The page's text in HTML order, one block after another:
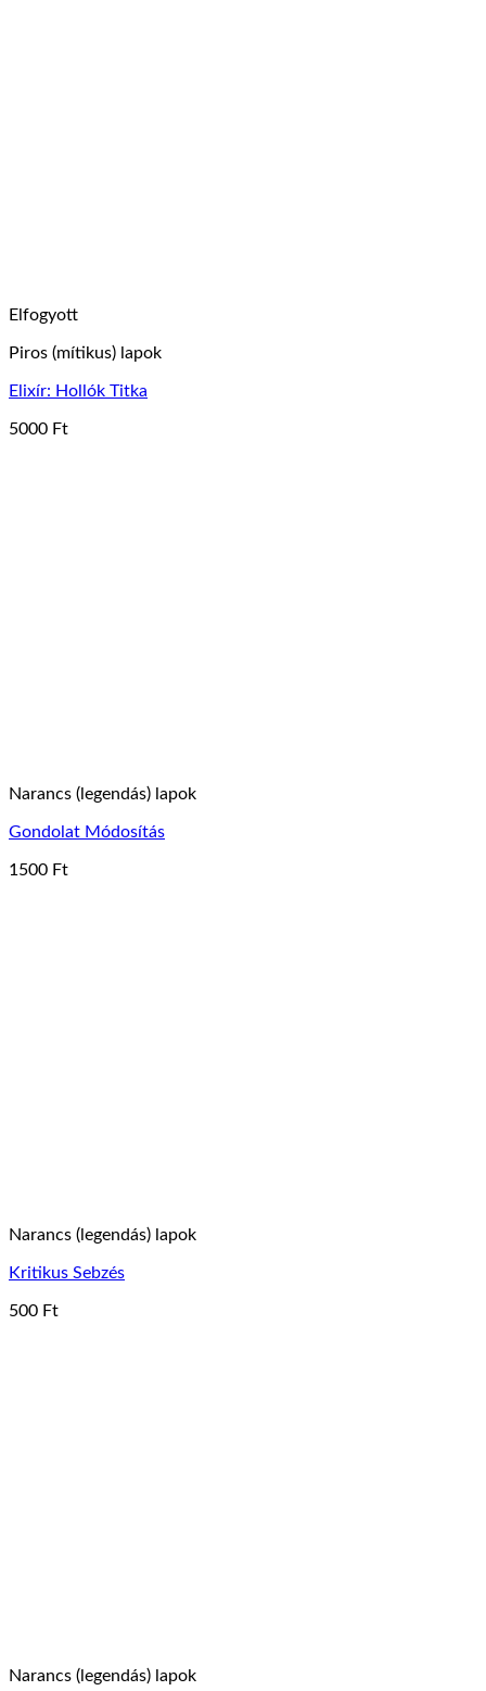
Elfogyott
Piros (mítikus) lapok
Elixír: Hollók Titka
5000 Ft
Narancs (legendás) lapok
Gondolat Módosítás
1500 Ft
Narancs (legendás) lapok
Kritikus Sebzés
500 Ft
Narancs (legendás) lapok